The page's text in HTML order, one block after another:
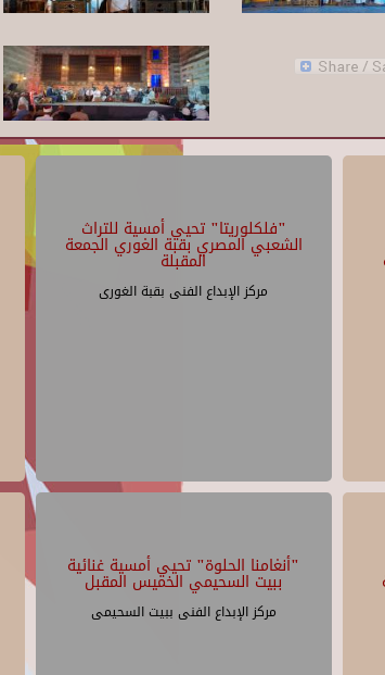
"فلكلوريتا" تحيي أمسية للتراث
الشعبي المصري بقبة الغوري الجمعة
المقبلة
مركز الإبداع الفنى بقبة الغورى
"أنغامنا الحلوة" تحيي أمسية غنائية
ببيت السحيمي الخميس المقبل
مركز الإبداع الفنى ببيت السحيمى